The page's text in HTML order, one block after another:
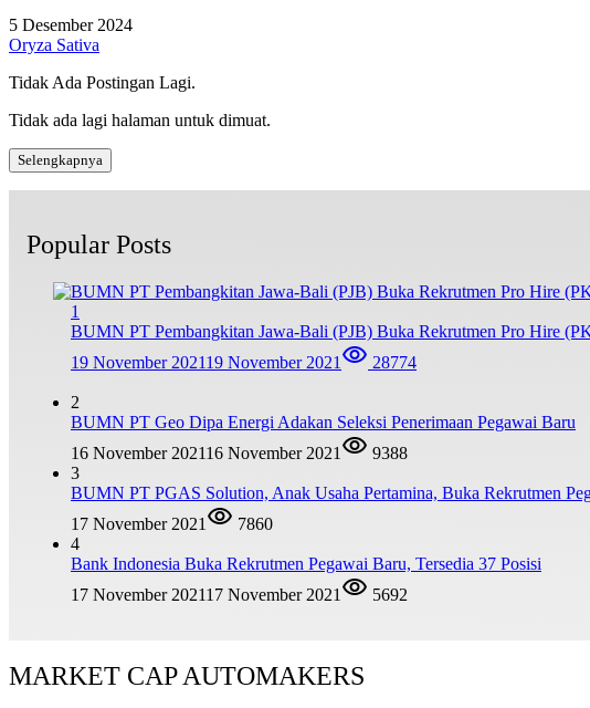
5 Desember 2024
Oryza Sativa
Tidak Ada Postingan Lagi.
Tidak ada lagi halaman untuk dimuat.
Selengkapnya
Popular Posts
1
BUMN PT Pembangkitan Jawa-Bali (PJB) Buka Rekrutmen Pro Hire
19 November 202119 November 2021 28774
2
BUMN PT Geo Dipa Energi Adakan Seleksi Penerimaan Pegawai Baru
16 November 202116 November 2021
9388
3
BUMN PT PGAS Solution, Anak Usaha Pertamina, Buka Rekrutmen
17 November 2021
7860
4
Bank Indonesia Buka Rekrutmen Pegawai Baru, Tersedia 37 Posisi
17 November 202117 November 2021 5692
MARKET CAP AUTOMAKERS